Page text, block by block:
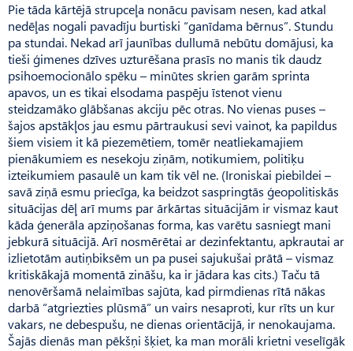
Pie tāda kārtējā strupceļa nonācu pavisam nesen, kad atkal
nedēļas nogali pavadīju burtiski “ganīdama bērnus”. Stundu
pa stundai. Nekad arī jaunības dullumā nebūtu domājusi, ka
tieši ģimenes dzīves uzturēšana prasīs no manis tik daudz
psihoemocionālo spēku – minūtes skrien garām sprinta
apavos, un es tikai elsodama paspēju īstenot vienu
steidzamāko glābšanas akciju pēc otras. No vienas puses –
šajos apstākļos jau esmu pārtraukusi sevi vainot, ka papildus
šiem visiem it kā piezemētiem, tomēr neatliekamajiem
pienākumiem es nesekoju ziņām, notikumiem, politiķu
izteikumiem pasaulē un kam tik vēl ne. (Ironiskai piebildei –
savā ziņā esmu priecīga, ka beidzot saspringtās ģeopolitiskās
situācijas dēļ arī mums par ārkārtas situācijām ir vismaz kaut
kāda ģenerāla apziņošanas forma, kas varētu sasniegt mani
jebkurā situācijā. Arī nosmērētai ar dezinfektantu, apkrautai ar
izlietotām autiņbiksēm un pa pusei sajukušai prātā – vismaz
kritiskākajā momentā zināšu, ka ir jādara kas cits.) Taču tā
nenovēršamā nelaimības sajūta, kad pirmdienas rītā nākas
darbā “atgriezties plūsmā” un vairs nesaproti, kur rīts un kur
vakars, ne debespušu, ne dienas orientācijā, ir nenokaujama.
Šajās dienās man pēkšņi šķiet, ka man morāli krietni veselīgāk